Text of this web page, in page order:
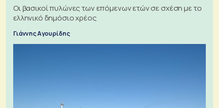
Οι βασικοί πυλώνες των επόμενων ετών σε σχέση με το
ελληνικό δημόσιο χρέος
Γιάννης Αγουρίδης